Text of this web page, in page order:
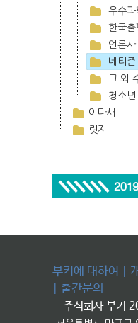
우수과
한국
언론
네티
그 외
청소년
이다새
릿지
부키에 대하여
출간문의
주식회사 부키